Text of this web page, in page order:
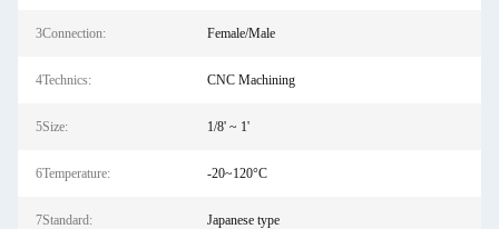
3Connection: Female/Male
4Technics: CNC Machining
5Size: 1/8' ~ 1'
6Temperature: -20~120°C
7Standard: Japanese type